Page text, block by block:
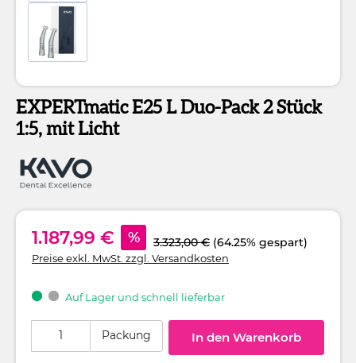
EXPERTmatic E25 L Duo-Pack 2 Stück
1:5, mit Licht
1.187,99 € % 3.323,00 € (64.25% gespart)
Preise exkl. MwSt. zzgl. Versandkosten
Auf Lager und schnell lieferbar
Packung In den Warenkorb